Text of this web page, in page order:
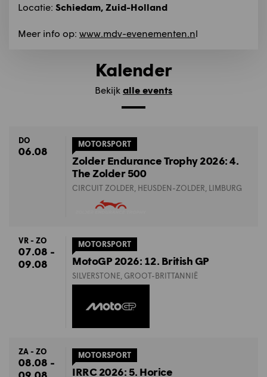
Locatie: Schiedam, Zuid-Holland
Meer info op: www.mdv-evenementen.nl
Kalender
Bekijk alle events
DO
06.08
MOTORSPORT
Zolder Endurance Trophy 2026: 4.
The Zolder 500
CIRCUIT ZOLDER, HEUSDEN-ZOLDER, LIMBURG
VR - ZO
07.08 -
09.08
MOTORSPORT
MotoGP 2026: 12. British GP
SILVERSTONE, GROOT-BRITTANNIË
ZA - ZO
08.08 -
MOTORSPORT
IRRC 2026: 5. Horice